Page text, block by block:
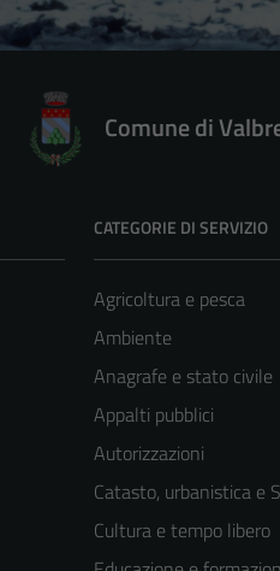
Comune di
CATEGORIE DI SERVIZIO
Agricoltura e pesca
Ambiente
Anagrafe e stato civile
Appalti pubblici
Autorizzazioni
Catasto, urbanistica e
Cultura e tempo libero